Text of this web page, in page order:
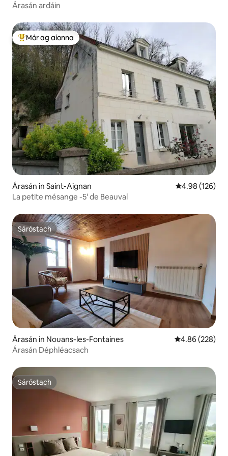
Árasán ardáin
An-mhór ag aíonna
Mór ag aíonna
Árasán in Saint-Aignan Meánrátáil
4.98 (126)
La petite mésange -5' de Beauval
Sáróstach
Sáróstach
Árasán in Nouans-les-Fontaines Meánrátáil
4.86 (228)
Árasán Déphléacsach
Sáróstach
Sáróstach